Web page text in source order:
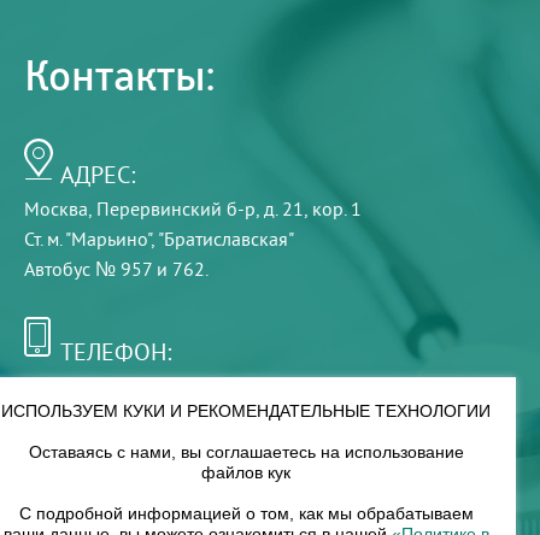
Контакты:
АДРЕС:
Москва, Перервинский б-р, д. 21, кор. 1
Ст. м. "Марьино", "Братиславская"
Автобус № 957 и 762.
ТЕЛЕФОН:
РЕЖИМ РАБОТЫ:
8 — 18
ИСПОЛЬЗУЕМ КУКИ И РЕКОМЕНДАТЕЛЬНЫЕ ТЕХНОЛОГИИ
Оставаясь с нами, вы соглашаетесь на использование
файлов кук
С подробной информацией о том, как мы обрабатываем